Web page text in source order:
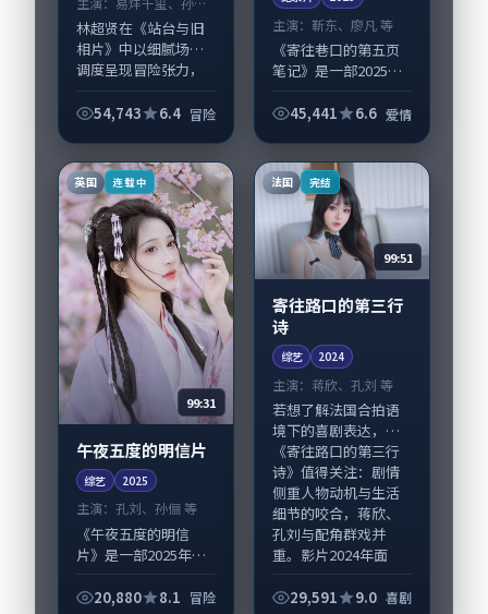
等
林超贤在《站台与旧
相片》中以细腻场面
调度呈现冒险张力，
的表演层次丰富。影
同，2025-04-...
54,743 6.4 冒险
主演：靳东、廖凡 等
《寄往巷口的第五页
笔记》是一部2025年
录片，由韦斯·安德
员亦参与重要戏份。
故事围绕当代都市...
45,441 6.6 爱情
英国 连载中
99:31
午夜五度的明信片
综艺 2025
主演： 孔刘、孙俪 等
《午夜五度的明信
片》是一部2025年前
艺，由滨口龙介执
20,880 8.1 冒险
法国 完结
99:51
寄往路口的第三行
诗
综艺 2024
主演： 蒋欣、孔刘 等
若想了解法国合拍语
境下的喜剧表达，
《寄往路口的第三行
诗》值得关注：剧情
侧重人物动机与生活
细节的咬合，蒋欣、
孔刘与配角群戏并
重。影片2024年面
29,591
9.0 喜剧